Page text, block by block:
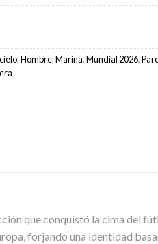
,Hombre,Marina,Mundial 2026,
que conquistó la cima del
forjando una identidad